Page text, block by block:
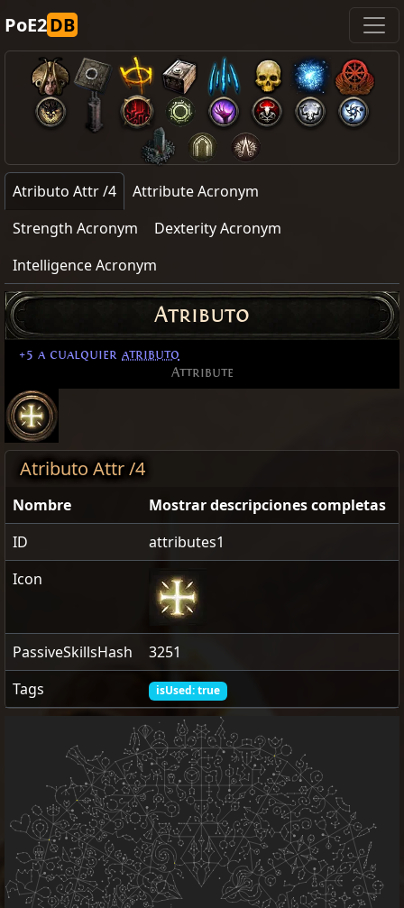
PoE2DB
Atributo Attr /4
Attribute Acronym
Strength Acronym
Dexterity Acronym
Intelligence Acronym
Atributo
+5 a cualquier atributo
Attribute
Atributo Attr /4
Nombre
Mostrar descripciones completas
ID
attributes1
Icon
PassiveSkillsHash
3251
Tags
isUsed: true